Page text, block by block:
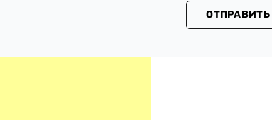
ОТПРАВИТЬ